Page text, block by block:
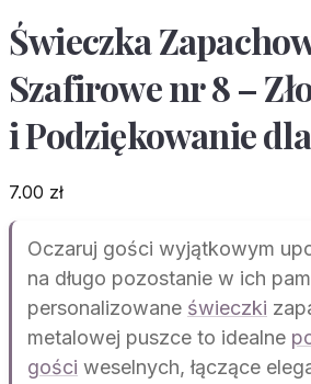
Świeczka
Szafirowe nr 8 –
i Podziękowanie
7.00 zł
Oczaruj gości wyjątkowym
na długo pozostanie w ich
personalizowane świeczki
metalowej puszce to idealne
gości weselnych, łączące